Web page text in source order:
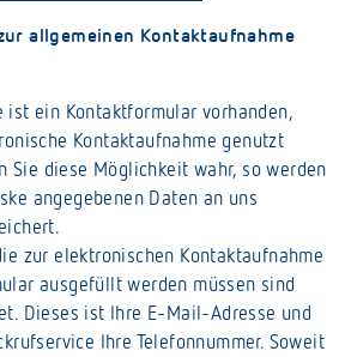
allgemeinen Kontaktaufnahme
ist ein Kontaktformular vorhanden,
Kontaktaufnahme genutzt
Sie diese Möglichkeit wahr, so werden
angegebenen Daten an uns
zur elektronischen Kontaktaufnahme
ausgefüllt werden müssen sind
Dieses ist Ihre E-Mail-Adresse und
Ihre Telefonnummer. Soweit